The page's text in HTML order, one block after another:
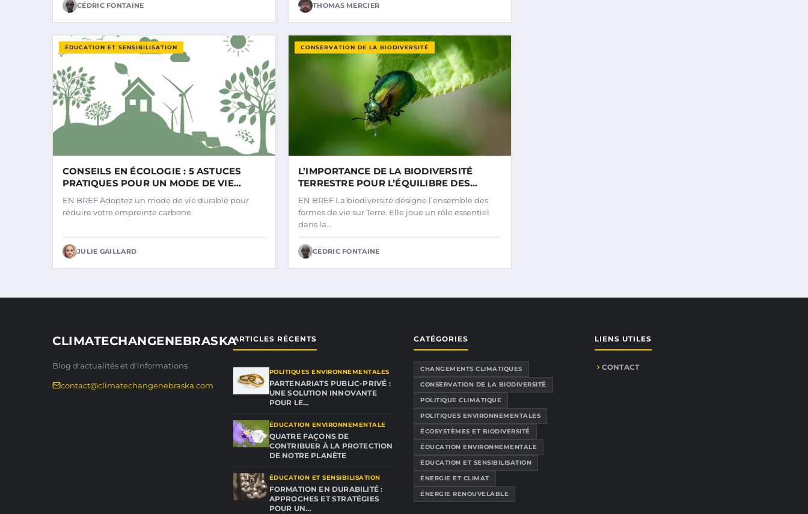
CÉDRIC FONTAINE THOMAS MERCIER
ÉDUCATION ET SENSIBILISATION
CONSEILS EN ÉCOLOGIE : 5 ASTUCES
PRATIQUES POUR UN MODE DE VIE
DURABLE
EN BREF Adoptez un mode de vie durable pour
réduire votre empreinte carbone.
JULIE GAILLARD
CONSERVATION DE LA BIODIVERSITÉ
L’IMPORTANCE DE LA BIODIVERSITÉ
TERRESTRE POUR L’ÉQUILIBRE DES
ÉCOSYSTÈMES
EN BREF La biodiversité désigne l’ensemble des
formes de vie sur Terre. Elle joue un rôle essentiel
dans la…
CÉDRIC FONTAINE
CLIMATECHANGENEBRASKA
Blog d'actualités et d'informations
contact@climatechangenebraska.com
ARTICLES RÉCENTS
POLITIQUES ENVIRONNEMENTALES
PARTENARIATS PUBLIC-PRIVÉ :
UNE SOLUTION INNOVANTE
POUR LE…
ÉDUCATION ENVIRONNEMENTALE
QUATRE FAÇONS DE
CONTRIBUER À LA PROTECTION
DE NOTRE PLANÈTE
ÉDUCATION ET SENSIBILISATION
FORMATION EN DURABILITÉ :
APPROCHES ET STRATÉGIES
POUR UN…
CATÉGORIES
CHANGEMENTS CLIMATIQUES
CONSERVATION DE LA BIODIVERSITÉ
POLITIQUE CLIMATIQUE
POLITIQUES ENVIRONNEMENTALES
ÉCOSYSTÈMES ET BIODIVERSITÉ
ÉDUCATION ENVIRONNEMENTALE
ÉDUCATION ET SENSIBILISATION
ÉNERGIE ET CLIMAT
ÉNERGIE RENOUVELABLE
LIENS UTILES
CONTACT